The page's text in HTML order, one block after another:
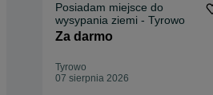
Posiadam miejsce do
wysypania ziemi - Tyrowo
Za darmo
Tyrowo
07 sierpnia 2026